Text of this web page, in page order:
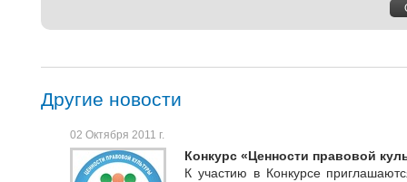
Другие новости
02 Октября 2011 г.
Конкурс «Ценности правовой
К участию в Конкурсе